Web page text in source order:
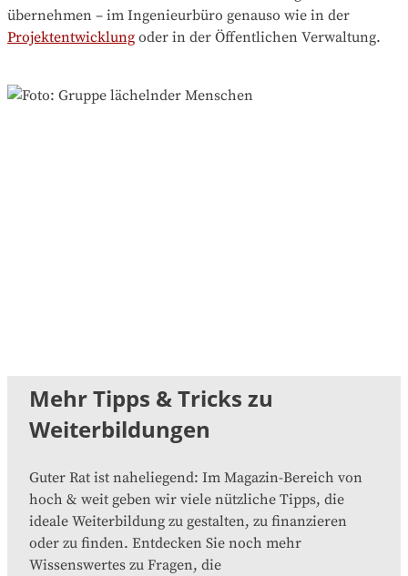
übernehmen – im Ingenieurbüro genauso wie in der
Projektentwicklung oder in der Öffentlichen Verwaltung.
Mehr Tipps & Tricks zu
Weiterbildungen
Guter Rat ist naheliegend: Im Magazin-Bereich von
hoch & weit geben wir viele nützliche Tipps, die
ideale Weiterbildung zu gestalten, zu finanzieren
oder zu finden. Entdecken Sie noch mehr
Wissenswertes zu Fragen, die